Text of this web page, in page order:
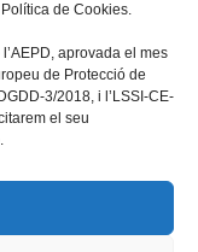
Política de Cookies.
aprovada el mes
de Protecció de
3/2018, i l’LSSI-CE-
el seu